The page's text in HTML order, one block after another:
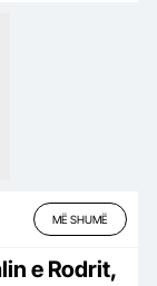
MË SHUMË
e Rodrit,